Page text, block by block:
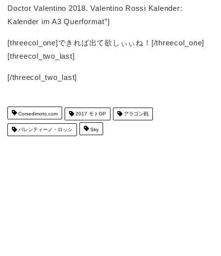
Doctor Valentino 2018. Valentino Rossi Kalender:
Kalender im A3 Querformat”]
[threecol_one]できれば出て欲しぃぃね！[/threecol_one]
[threecol_two_last]
[/threecol_two_last]
Corsedimoto.com 2017 モトGP アラゴン戦
バレンティーノ・ロッシ Sky